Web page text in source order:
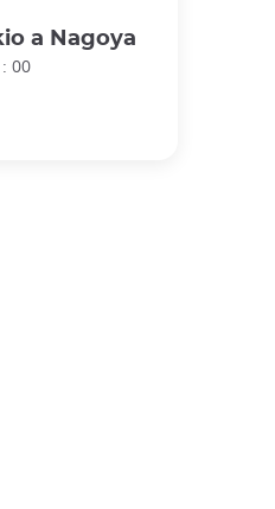
a Nagoya
00